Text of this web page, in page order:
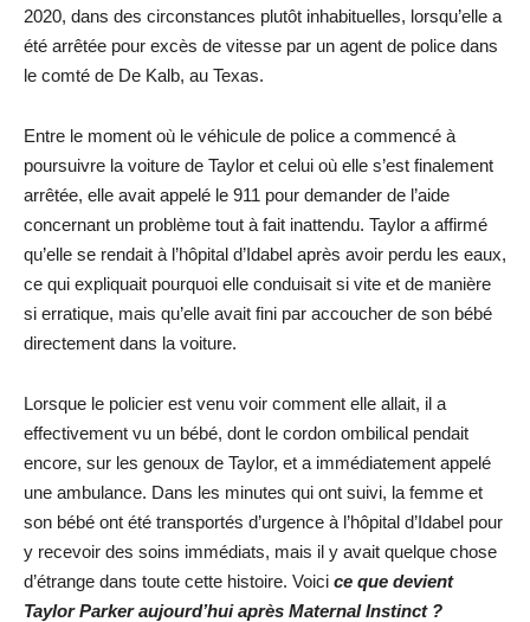
2020, dans des circonstances plutôt inhabituelles, lorsqu’elle a
été arrêtée pour excès de vitesse par un agent de police dans
le comté de De Kalb, au Texas.
Entre le moment où le véhicule de police a commencé à
poursuivre la voiture de Taylor et celui où elle s’est finalement
arrêtée, elle avait appelé le 911 pour demander de l’aide
concernant un problème tout à fait inattendu. Taylor a affirmé
qu’elle se rendait à l’hôpital d’Idabel après avoir perdu les eaux,
ce qui expliquait pourquoi elle conduisait si vite et de manière
si erratique, mais qu’elle avait fini par accoucher de son bébé
directement dans la voiture.
Lorsque le policier est venu voir comment elle allait, il a
effectivement vu un bébé, dont le cordon ombilical pendait
encore, sur les genoux de Taylor, et a immédiatement appelé
une ambulance. Dans les minutes qui ont suivi, la femme et
son bébé ont été transportés d’urgence à l’hôpital d’Idabel pour
y recevoir des soins immédiats, mais il y avait quelque chose
d’étrange dans toute cette histoire. Voici ce que devient
Taylor Parker aujourd’hui après Maternal Instinct ?